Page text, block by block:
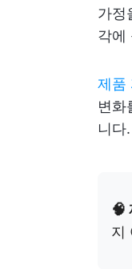
가정
각에
제품
변화
니다
🧠
지